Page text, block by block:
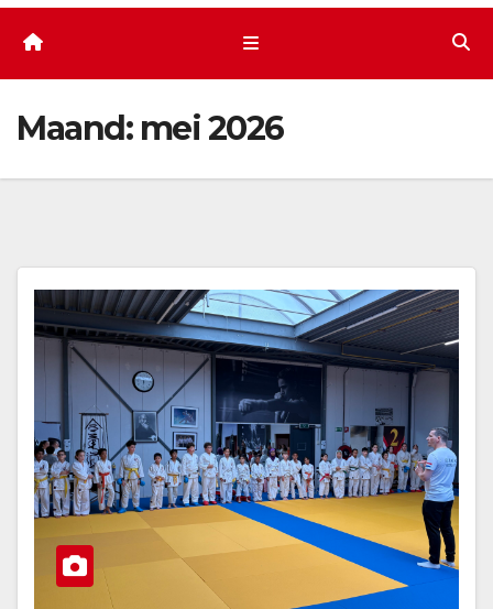
Maand: mei 2026